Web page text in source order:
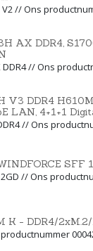
V2 // Ons
AX DDR4,
DDR4 // Ons
V3 DDR4
LAN, 4+1+1
// Ons
SFF
// Ons
K - DDR4/